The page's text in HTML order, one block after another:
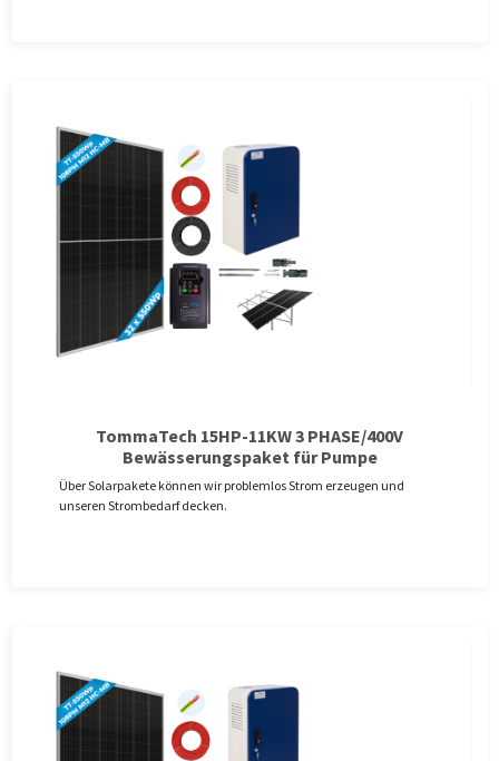
TommaTech 15HP-11KW 3 PHASE/400V
Bewässerungspaket für Pumpe
Über Solarpakete können wir problemlos Strom erzeugen und
unseren Strombedarf decken.